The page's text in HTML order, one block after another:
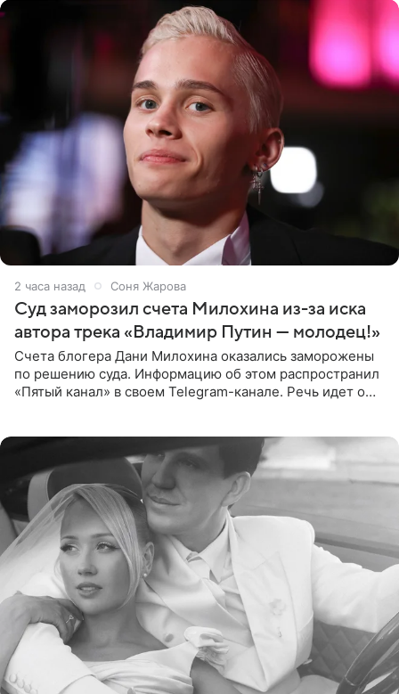
2 часа назад Соня Жарова
Суд заморозил счета Милохина из-за иска
автора трека «Владимир Путин — молодец!»
Счета блогера Дани Милохина оказались заморожены
по решению суда. Информацию об этом распространил
«Пятый канал» в своем Telegram-канале. Речь идет о